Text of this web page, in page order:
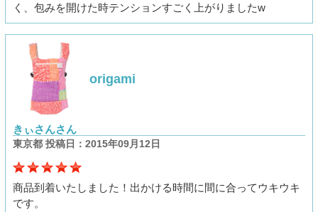
く、包みを開けた時テンションすごく上がりましたw
origami
きぃさんさん
東京都 投稿日：2015年09月12日
商品到着いたしました！出かける時間に間に合ってウキウキ
です。